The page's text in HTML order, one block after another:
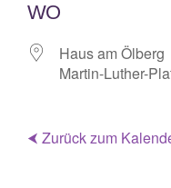
WO
Haus am Ölberg
Martin-Luther-
⮜ Zurück zum